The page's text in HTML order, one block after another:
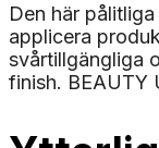
Den här
applicera
svårtillgängliga
finish. BEAUTY